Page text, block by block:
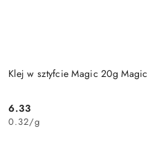
Klej w sztyfcie Magic 20g Magic
Cena:
6.33
0.32/g